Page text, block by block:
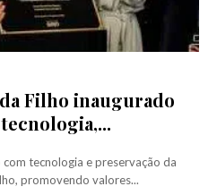
Filho inaugurado
tecnologia e preservação da
promovendo valores...